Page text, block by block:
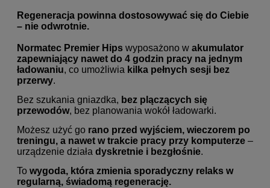
Regeneracja powinna dostosowywać się do Ciebie
– nie odwrotnie.
Normatec Premier Hips wyposażono w akumulator
zapewniający nawet do 4 godzin pracy na jednym
ładowaniu, co umożliwia kilka pełnych sesji bez
przerwy.
Bez szukania gniazdka, bez plączących się
przewodów, bez planowania wokół ładowarki.
Możesz użyć go rano przed wyjściem, wieczorem po
treningu, a nawet w trakcie pracy przy komputerze –
urządzenie działa dyskretnie i bezgłośnie.
To wygoda, która zmienia sporadyczny relaks w
regularną, świadomą regenerację.